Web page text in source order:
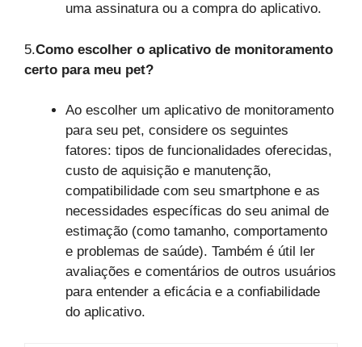
uma assinatura ou a compra do aplicativo.
5.Como escolher o aplicativo de monitoramento
certo para meu pet?
Ao escolher um aplicativo de monitoramento
para seu pet, considere os seguintes
fatores: tipos de funcionalidades oferecidas,
custo de aquisição e manutenção,
compatibilidade com seu smartphone e as
necessidades específicas do seu animal de
estimação (como tamanho, comportamento
e problemas de saúde). Também é útil ler
avaliações e comentários de outros usuários
para entender a eficácia e a confiabilidade
do aplicativo.